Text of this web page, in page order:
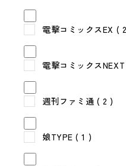
電撃コミックスEX (
電撃コミックスNEXT
週刊ファミ通 ( 2 )
娘TYPE( 1 )